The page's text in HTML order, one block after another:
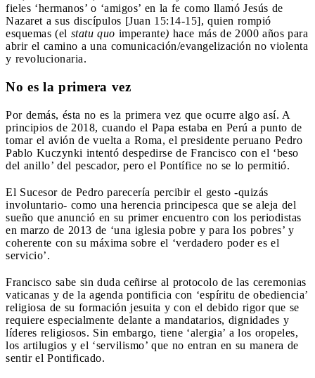
fieles ‘hermanos’ o ‘amigos’ en la fe como llamó Jesús de
Nazaret a sus discípulos [Juan 15:14-15], quien rompió
esquemas (el statu quo imperante) hace más de 2000 años para
abrir el camino a una comunicación/evangelización no violenta
y revolucionaria.
No es la primera vez
Por demás, ésta no es la primera vez que ocurre algo así. A
principios de 2018, cuando el Papa estaba en Perú a punto de
tomar el avión de vuelta a Roma, el presidente peruano Pedro
Pablo Kuczynki intentó despedirse de Francisco con el ‘beso
del anillo’ del pescador, pero el Pontífice no se lo permitió.
El Sucesor de Pedro parecería percibir el gesto -quizás
involuntario- como una herencia principesca que se aleja del
sueño que anunció en su primer encuentro con los periodistas
en marzo de 2013 de ‘una iglesia pobre y para los pobres’ y
coherente con su máxima sobre el ‘verdadero poder es el
servicio’.
Francisco sabe sin duda ceñirse al protocolo de las ceremonias
vaticanas y de la agenda pontificia con ‘espíritu de obediencia’
religiosa de su formación jesuita y con el debido rigor que se
requiere especialmente delante a mandatarios, dignidades y
líderes religiosos. Sin embargo, tiene ‘alergia’ a los oropeles,
los artilugios y el ‘servilismo’ que no entran en su manera de
sentir el Pontificado.